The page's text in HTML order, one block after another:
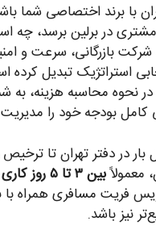
با برند اختصاصی شما
در برلین برسد، چه
بازرگانی، سرعت و
استراتژیک تبدیل کرده
نحوه محاسبه هزینه، به
کامل بودجه خود را
بار در دفتر تهران تا
معمولاًبین ۳ تا ۵ روز کاری
فریت مسافری همراه با
نیز باشد.